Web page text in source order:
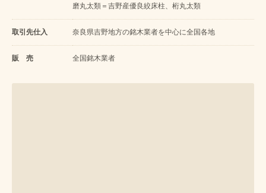
磨丸太類＝吉野産優良絞床柱、桁丸太類
取引先仕入 奈良県吉野地方の銘木業者を中心に全国各地
販 売 全国銘木業者